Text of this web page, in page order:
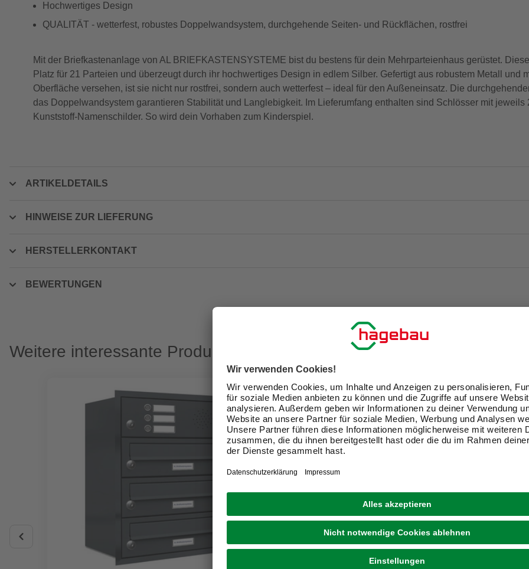
Hochwertiges Design
QUALITÄT - wetterfest, robustes Doppelwandsystem, durchgehende Seiten- und Rückflächen, rostfrei
Mit der Briefkastenanlage von AL BRIEFKASTENSYSTEME bist du bestens für dein Mehrparteienhaus gerüstet.
Platz für 21 Parteien und überzeugt durch ihr hochwertiges Design in edlem Silber. Gefertigt aus robustem Metall und
Oberfläche versehen, ist sie nicht nur rostfrei, sondern auch wetterfest – ideal für den Außeneinsatz. Die
das Doppelwandsystem garantieren Stabilität und Langlebigkeit. Im Lieferumfang enthalten sind Schlösser mit jeweils
Kunststoff-Namenschilder. So wird dein Vorhaben zum Kinderspiel.
ARTIKELDETAILS
HINWEISE ZUR LIEFERUNG
HERSTELLERKONTAKT
BEWERTUNGEN
Weitere interessante Produkte